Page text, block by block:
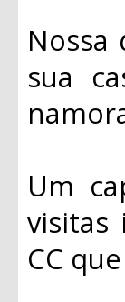
Nossa
sua
Um
visitas
CC